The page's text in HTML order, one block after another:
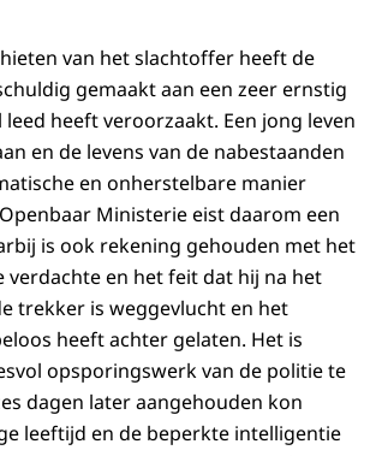
van het slachtoffer heeft de
gemaakt aan een zeer ernstig
heeft veroorzaakt. Een jong leven
en de levens van de nabestaanden
en onherstelbare manier
Ministerie eist daarom een
is ook rekening gehouden met het
verdachte en het feit dat hij na het
trekker is weggevlucht en het
heeft achter gelaten. Het is
opsporingswerk van de politie te
dagen later aangehouden kon
leeftijd en de beperkte intelligentie